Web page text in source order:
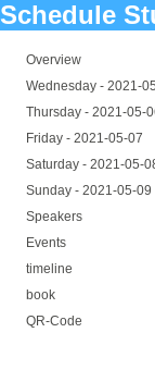
Schedule
Overview
Wednesday - 2021-
Thursday - 2021-05-
Friday - 2021-05-07
Saturday - 2021-05-
Sunday - 2021-05-09
Speakers
Events
timeline
book
QR-Code